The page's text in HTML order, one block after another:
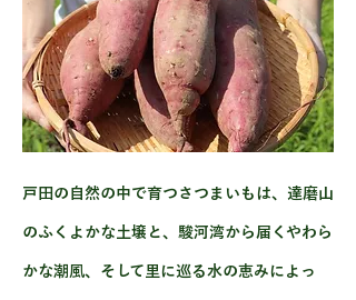
戸田の自然の中で育つさつまいもは、達磨山
のふくよかな土壌と、駿河湾から届くやわら
かな潮風、そして里に巡る水の恵みによっ